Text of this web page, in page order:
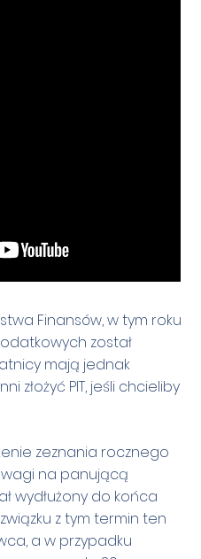
Finansów, w tym roku
został
mają jednak
złożyć PIT, jeśli chcieliby
zeznania rocznego
na panującą
wydłużony do końca
z tym termin ten
a w przypadku